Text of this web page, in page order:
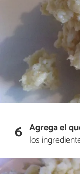
6 Agrega el
los